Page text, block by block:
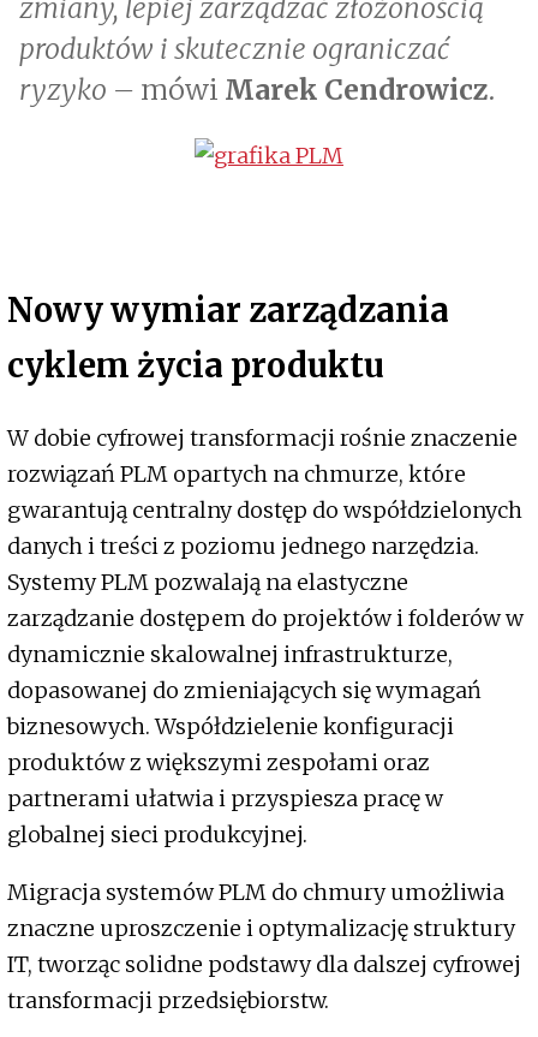
zmiany, lepiej zarządzać złożonością
produktów i skutecznie ograniczać
ryzyko – mówi Marek Cendrowicz.
Nowy wymiar zarządzania
cyklem życia produktu
W dobie cyfrowej transformacji rośnie znaczenie
rozwiązań PLM opartych na chmurze, które
gwarantują centralny dostęp do współdzielonych
danych i treści z poziomu jednego narzędzia.
Systemy PLM pozwalają na elastyczne
zarządzanie dostępem do projektów i folderów w
dynamicznie skalowalnej infrastrukturze,
dopasowanej do zmieniających się wymagań
biznesowych. Współdzielenie konfiguracji
produktów z większymi zespołami oraz
partnerami ułatwia i przyspiesza pracę w
globalnej sieci produkcyjnej.
Migracja systemów PLM do chmury umożliwia
znaczne uproszczenie i optymalizację struktury
IT, tworząc solidne podstawy dla dalszej cyfrowej
transformacji przedsiębiorstw.